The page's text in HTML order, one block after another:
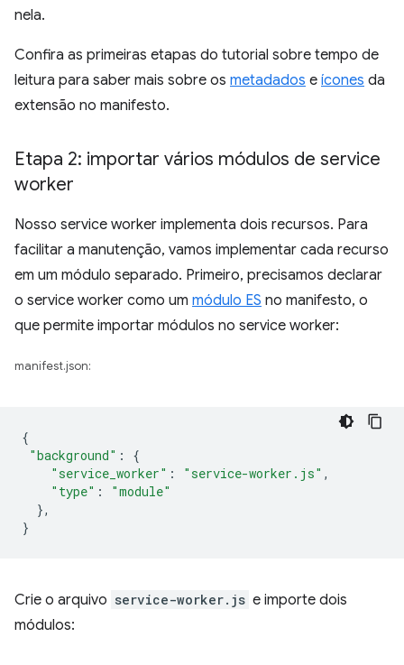
nela.
Confira as primeiras etapas do tutorial sobre tempo de
leitura para saber mais sobre os metadados e ícones da
extensão no manifesto.
Etapa 2: importar vários módulos de service
worker
Nosso service worker implementa dois recursos. Para
facilitar a manutenção, vamos implementar cada recurso
em um módulo separado. Primeiro, precisamos declarar
o service worker como um módulo ES no manifesto, o
que permite importar módulos no service worker:
manifest.json:
{
"background" :
{
"service_worker" : "service-worker.js" ,
"type" :
"module"
},
}
Crie o arquivo service-worker.js e importe dois
módulos: